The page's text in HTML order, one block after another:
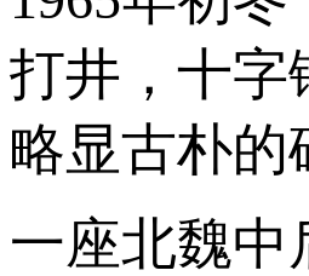
打井，十字
略显古朴的
一座北魏中